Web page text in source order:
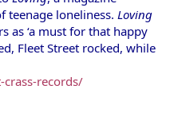
teenage loneliness. Loving
as ‘a must for that happy
Fleet Street rocked, while
records/